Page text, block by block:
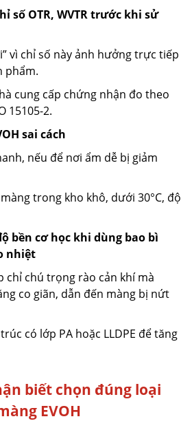
số OTR, WVTR trước khi sử
vì chỉ số này ảnh hưởng trực tiếp
phẩm.
cung cấp chứng nhận đo theo
15105-2.
sai cách
nếu để nơi ẩm dễ bị giảm
trong kho khô, dưới 30°C, độ
bền cơ học khi dùng bao bì
nhiệt
chỉ chú trọng rào cản khí mà
co giãn, dẫn đến màng bị nứt
có lớp PA hoặc LLDPE để tăng
biết chọn đúng loại
EVOH